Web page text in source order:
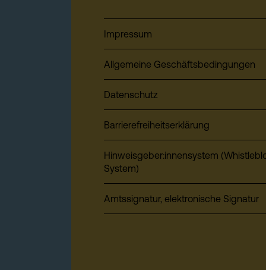
Impressum
Allgemeine Geschäftsbedingungen
Datenschutz
Barrierefreiheitserklärung
Hinweisgeber:innensystem
System)
Amtssignatur, elektronische Signatur